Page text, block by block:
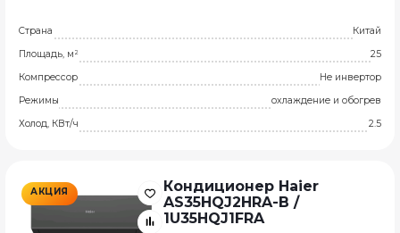
Страна
Китай
Площадь, м²
25
Компрессор
Не инвертор
Режимы
охлаждение и обогрев
Холод, КВт/ч
2.5
АКЦИЯ
Кондиционер Haier
AS35HQJ2HRA-B /
1U35HQJ1FRA